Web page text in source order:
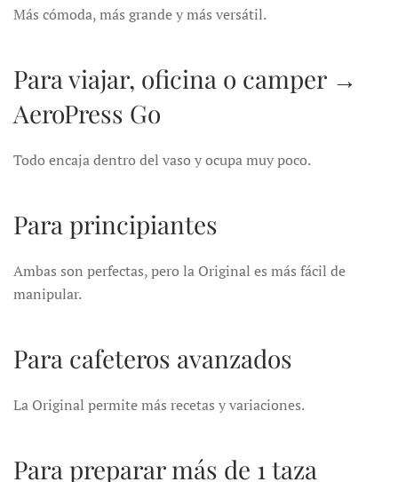
Más cómoda, más grande y más versátil.
Para viajar, oficina o camper →
AeroPress Go
Todo encaja dentro del vaso y ocupa muy poco.
Para principiantes
Ambas son perfectas, pero la Original es más fácil de
manipular.
Para cafeteros avanzados
La Original permite más recetas y variaciones.
Para preparar más de 1 taza